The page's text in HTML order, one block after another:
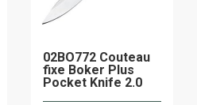
02BO772 Couteau
fixe Boker Plus
Pocket Knife 2.0